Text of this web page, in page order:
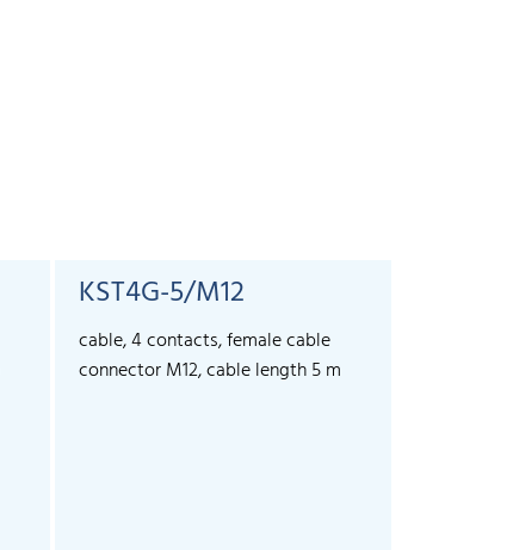
KST4G-5/M12
cable, 4 contacts, female cable
connector M12, cable length 5 m